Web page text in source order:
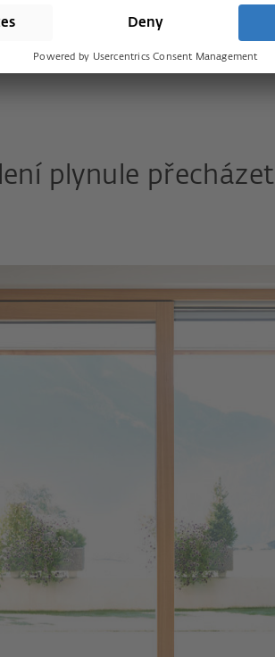
dřeva a plastu
a pojezdové liště 5 mm
konstrukci
plynule přecházet